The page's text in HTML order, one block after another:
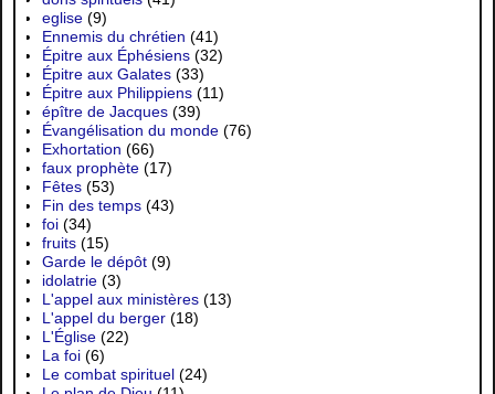
eglise (9)
Ennemis du chrétien (41)
Épitre aux Éphésiens (32)
Épitre aux Galates (33)
Épitre aux Philippiens (11)
épître de Jacques (39)
Évangélisation du monde (76)
Exhortation (66)
faux prophète (17)
Fêtes (53)
Fin des temps (43)
foi (34)
fruits (15)
Garde le dépôt (9)
idolatrie (3)
L'appel aux ministères (13)
L'appel du berger (18)
L'Église (22)
La foi (6)
Le combat spirituel (24)